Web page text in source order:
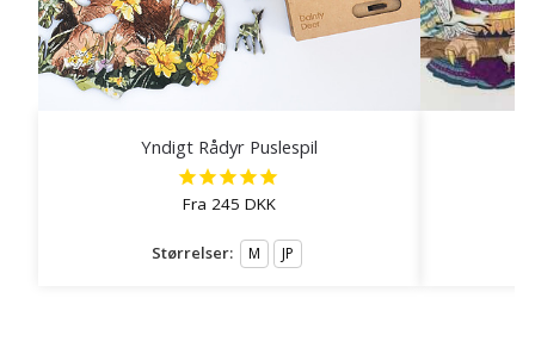
Yndigt Rådyr Puslespil
Fra 245 DKK
Størrelser: M JP